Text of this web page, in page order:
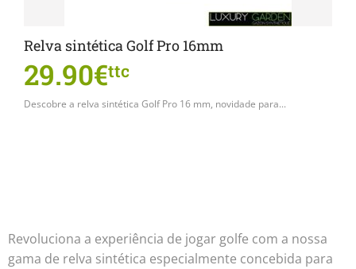
Relva sintética Golf Pro 16mm
29.90€ttc
Descobre a relva sintética Golf Pro 16 mm, novidade para...
Revoluciona a experiência de jogar golfe com a nossa
gama de relva sintética especialmente concebida para